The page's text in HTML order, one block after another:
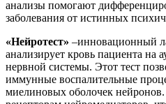
анализы помогают
заболевания от истинных
«Нейротест» –инновационный
анализирует кровь пациента на
нервной системы. Этот тест
иммунные воспалительные
миелиновых оболочек